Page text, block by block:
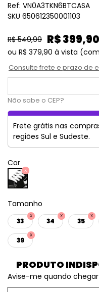
Ref: VN0A3TKN6BTCASA
SKU 650612350001103
R$ 549,99 R$ 399,90
ou R$ 379,90 à vista
Consulte frete e prazo de
Não sabe o CEP?
Frete grátis nas
regiões Sul e Sudeste.
Cor
Tamanho
33 34 35
39
PRODUTO
Avise-me quando chegar